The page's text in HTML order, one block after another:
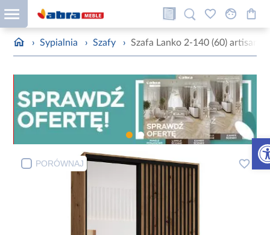
› Sypialnia › Szafy › Szafa Lanko 2-140 (60) artisan
PORÓWNAJ